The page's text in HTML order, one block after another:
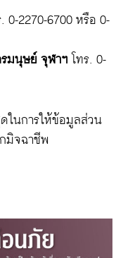
0-2270-6700หรือ0-
มนุษย์ จุฬาฯโทร. 0-
ในการให้ข้อมูลส่วน
มิจฉาชีพ